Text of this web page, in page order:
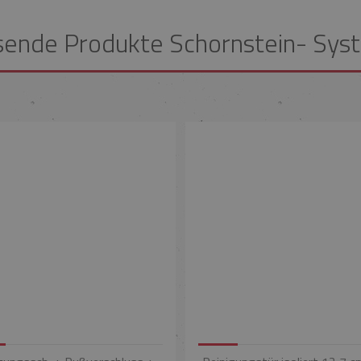
Produkte Schornstein-